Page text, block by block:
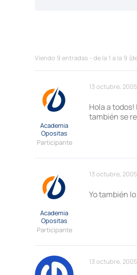
Viendo 9 entradas - de la 1 a la 9
13 octubre,
Academia
Opositas
Participante
Hola a
también se
13 octubre,
Academia
Opositas
Participante
Yo también
13 octubre,